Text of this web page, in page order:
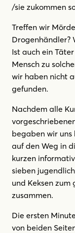
/sie zukommen
Treffen wir
Drogenhändler?
Ist auch ein
Mensch zu
wir haben nicht
gefunden.
Nachdem alle
begaben wir
auf den Weg in
kurzen
sieben
und Keksen
zusammen.
Die ersten
von beiden